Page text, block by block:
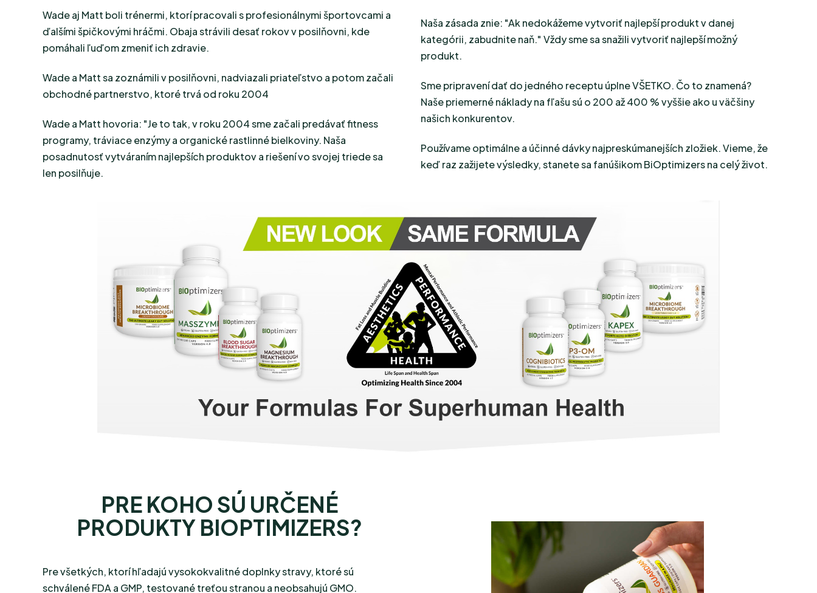
Wade aj Matt boli trénermi, ktorí pracovali s profesionálnymi športovcami a
ďalšími špičkovými hráčmi. Obaja strávili desať rokov v posilňovni, kde
pomáhali ľuďom zmeniť ich zdravie.
Wade a Matt sa zoznámili v posilňovni, nadviazali priateľstvo a potom začali
obchodné partnerstvo, ktoré trvá od roku 2004
Wade a Matt hovoria: "Je to tak, v roku 2004 sme začali predávať fitness
programy, tráviace enzýmy a organické rastlinné bielkoviny. Naša
posadnutosť vytváraním najlepších produktov a riešení vo svojej triede sa
len posilňuje.
Naša zásada znie: "Ak nedokážeme vytvoriť najlepší produkt v danej
kategórii, zabudnite naň." Vždy sme sa snažili vytvoriť najlepší možný
produkt.
Sme pripravení dať do jedného receptu úplne VŠETKO. Čo to znamená?
Naše priemerné náklady na fľašu sú o 200 až 400 % vyššie ako u väčšiny
našich konkurentov.
Používame optimálne a účinné dávky najpreskúmanejších zložiek. Vieme, že
keď raz zažijete výsledky, stanete sa fanúšikom BiOptimizers na celý život.
PRE KOHO SÚ URČENÉ
PRODUKTY BIOPTIMIZERS?
Pre všetkých, ktorí hľadajú vysokokvalitné doplnky stravy, ktoré sú
schválené FDA a GMP, testované treťou stranou a neobsahujú GMO.